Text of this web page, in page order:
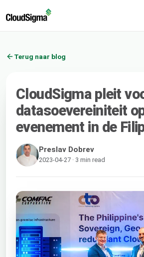
Terug naar blog
CloudSigma pleit
datasoevereiniteit
evenement in de
Preslav Dobrev
2023-04-27 · 3 min read